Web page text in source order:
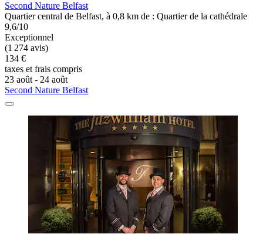
Second Nature Belfast
Quartier central de Belfast, à 0,8 km de : Quartier de la cathédrale
9,6/10
Exceptionnel
(1 274 avis)
134 €
taxes et frais compris
23 août - 24 août
Second Nature Belfast